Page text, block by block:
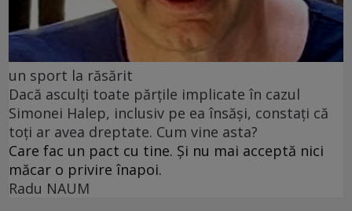
un sport la răsărit
Dacă asculți toate părțile implicate în cazul
Simonei Halep, inclusiv pe ea însăși, constați că
toți ar avea dreptate. Cum vine asta?
Care fac un pact cu tine. Și nu mai acceptă nici
măcar o privire înapoi.
Radu NAUM